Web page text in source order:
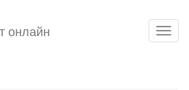
онлайн